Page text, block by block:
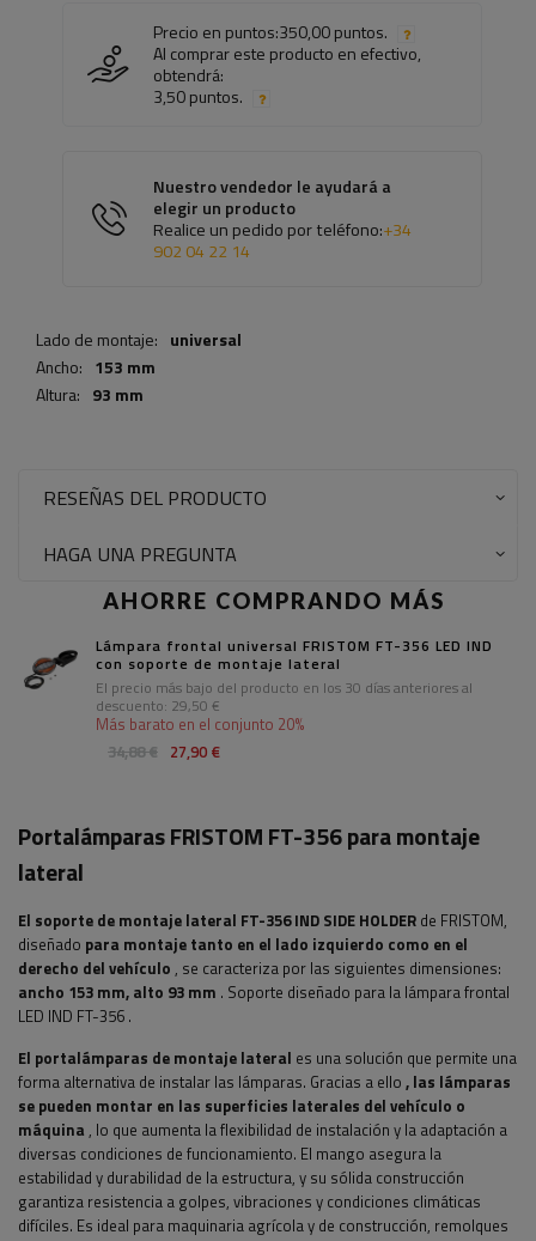
Precio en puntos:350,00 puntos.
Al comprar este producto en efectivo,
obtendrá:
3,50 puntos.
Nuestro vendedor le ayudará a
elegir un producto
Realice un pedido por teléfono:+34
902 04 22 14
Lado de montaje: universal
Ancho: 153 mm
Altura: 93 mm
RESEÑAS DEL PRODUCTO
HAGA UNA PREGUNTA
AHORRE COMPRANDO MÁS
Lámpara frontal universal FRISTOM FT-356 LED IND
con soporte de montaje lateral
El precio más bajo del producto en los 30 días anteriores al
descuento: 29,50 €
34,88 € 27,90 €
Más barato en el conjunto 20%
Portalámparas FRISTOM FT-356 para montaje
lateral
El soporte de montaje lateral FT-356 IND SIDE HOLDER de FRISTOM,
diseñado para montaje tanto en el lado izquierdo como en el
derecho del vehículo , se caracteriza por las siguientes dimensiones:
ancho 153 mm, alto 93 mm . Soporte diseñado para la lámpara frontal
LED IND FT-356 .
El portalámparas de montaje lateral es una solución que permite una
forma alternativa de instalar las lámparas. Gracias a ello , las lámparas
se pueden montar en las superficies laterales del vehículo o
máquina , lo que aumenta la flexibilidad de instalación y la adaptación a
diversas condiciones de funcionamiento. El mango asegura la
estabilidad y durabilidad de la estructura, y su sólida construcción
garantiza resistencia a golpes, vibraciones y condiciones climáticas
difíciles. Es ideal para maquinaria agrícola y de construcción, remolques